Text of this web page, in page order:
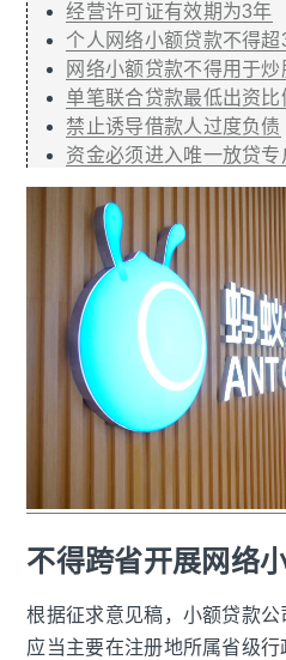
经营许可证有效期为3年
个人网络小额贷款不得超
网络小额贷款不得用于炒
单笔联合贷款最低出资
禁止诱导借款人过度负债
资金必须进入唯一放贷专
不得跨省开展网络
根据征求意见稿，小额贷款
应当主要在注册地所属省级